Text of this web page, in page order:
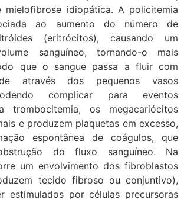
mielofibrose idiopática. A policitemia
ao aumento do número de
(eritrócitos), causando um
sanguíneo, tornando-o mais
que o sangue passa a fluir com
através dos pequenos vasos
complicar para eventos
trombocitemia, os megacariócitos
e produzem plaquetas em excesso,
espontânea de coágulos, que
do fluxo sanguíneo. Na
um envolvimento dos fibroblastos
tecido fibroso ou conjuntivo),
estimulados por células precursoras